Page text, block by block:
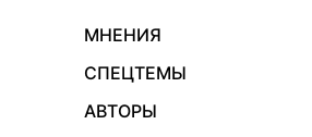
МНЕНИЯ
СПЕЦТЕМЫ
АВТОРЫ